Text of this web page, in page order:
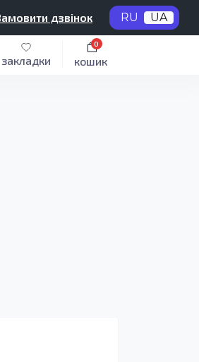
дзвінок RU UA
закладки кошик
0